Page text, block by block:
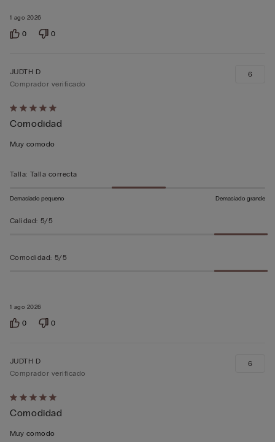
1 ago 2026
0 0
Calificación
de
5
5
1 ago 2026
JUDTH D
Comprador verificado
Comodidad
Muy comodo
6
Talla: Talla correcta
Demasiado pequeño Demasiado grande
Calidad: 5/5
Comodidad: 5/5
0 0
Calificación
de
5
JUDTH D
Comprador verificado
Comodidad
Muy comodo
6